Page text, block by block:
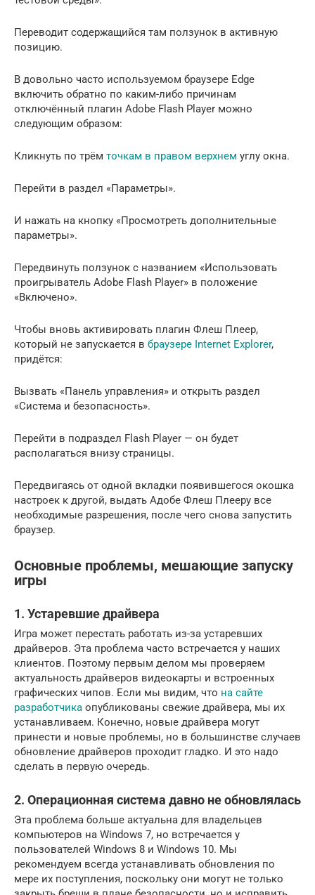
Переводит содержащийся там ползунок в активную
позицию.
В довольно часто используемом браузере Edge
включить обратно по каким-либо причинам
отключённый плагин Adobe Flash Player можно
следующим образом:
Кликнуть по трём точкам в правом верхнем углу окна.
Перейти в раздел «Параметры».
И нажать на кнопку «Просмотреть дополнительные
параметры».
Передвинуть ползунок с названием «Использовать
проигрыватель Adobe Flash Player» в положение
«Включено».
Чтобы вновь активировать плагин Флеш Плеер,
который не запускается в браузере Internet Explorer,
придётся:
Вызвать «Панель управления» и открыть раздел
«Система и безопасность».
Перейти в подраздел Flash Player — он будет
располагаться внизу страницы.
Передвигаясь от одной вкладки появившегося окошка
настроек к другой, выдать Адобе Флеш Плееру все
необходимые разрешения, после чего снова запустить
браузер.
Основные проблемы, мешающие запуску
игры
1. Устаревшие драйвера
Игра может перестать работать из-за устаревших
драйверов. Эта проблема часто встречается у наших
клиентов. Поэтому первым делом мы проверяем
актуальность драйверов видеокарты и встроенных
графических чипов. Если мы видим, что на сайте
разработчика опубликованы свежие драйвера, мы их
устанавливаем. Конечно, новые драйвера могут
принести и новые проблемы, но в большинстве случаев
обновление драйверов проходит гладко. И это надо
сделать в первую очередь.
2. Операционная система давно не обновлялась
Эта проблема больше актуальна для владельцев
компьютеров на Windows 7, но встречается у
пользователей Windows 8 и Windows 10. Мы
рекомендуем всегда устанавливать обновления по
мере их поступления, поскольку они могут не только